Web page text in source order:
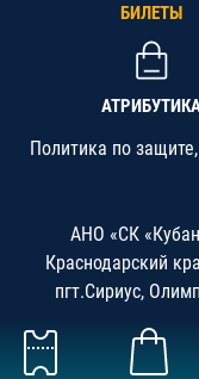
БИЛЕТЫ
Политика по
АНО «СК
Краснодарский
пгт.Сириус,